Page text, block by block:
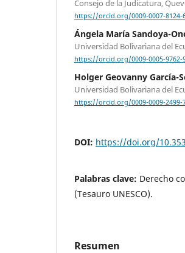
Consejo de la Judicatura,
https://orcid.org/0009-0007-8124-
Ángela María Sandoya-
Universidad Bolivariana del
https://orcid.org/0009-0005-9762-
Holger Geovanny García-
Universidad Bolivariana del
https://orcid.org/0009-0009-2499-
DOI: https://doi.org/
Palabras clave: Derecho
(Tesauro UNESCO).
Resumen